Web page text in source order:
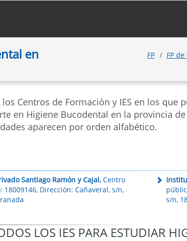
en FP FP
Centros de Formación y IES en los que
en Higiene Bucodental en la provincia de
aparecen por orden alfabético.
Santiago Ramón y Cajal,Centro
18009146, Dirección: Cañaveral, s/n,
s/n,
LOS IES PARA ESTUDIAR